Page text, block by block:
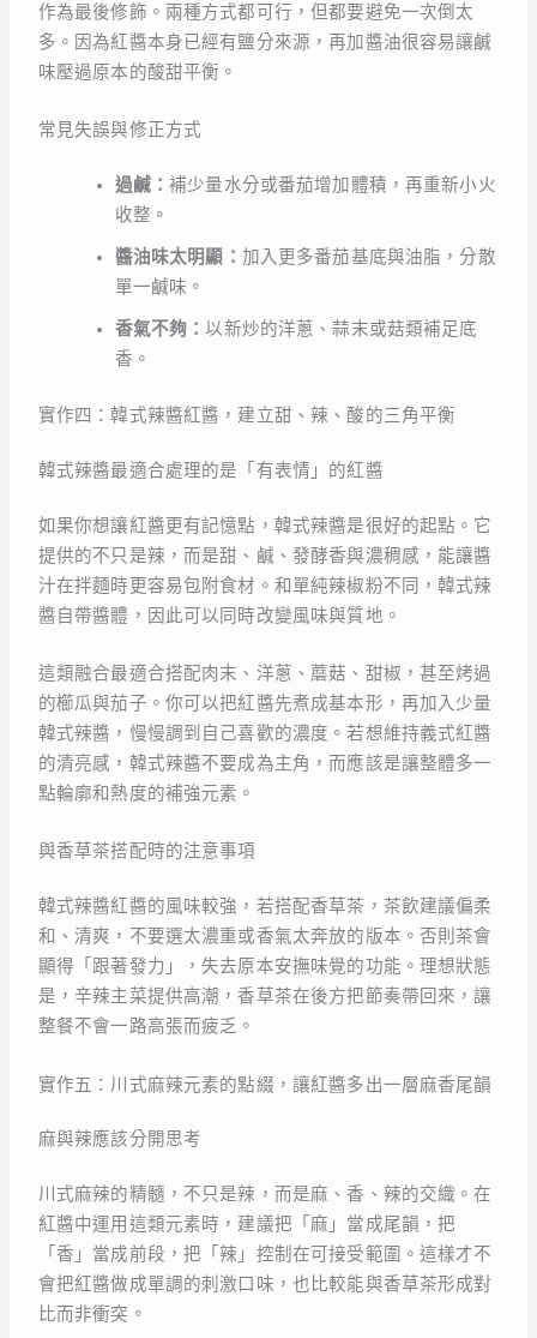
作為最後修飾。兩種方式都可行，但都要避免一次倒太
多。因為紅醬本身已經有鹽分來源，再加醬油很容易讓鹹
味壓過原本的酸甜平衡。
常見失誤與修正方式
過鹹：補少量水分或番茄增加體積，再重新小火
收整。
醬油味太明顯： 加入更多番茄基底與油脂，分散
單一鹹味。
香氣不夠：以新炒的洋蔥、蒜末或菇類補足底
香。
實作四：韓式辣醬紅醬，建立甜、辣、酸的三角平衡
韓式辣醬最適合處理的是「有表情」的紅醬
如果你想讓紅醬更有記憶點，韓式辣醬是很好的起點。它
提供的不只是辣，而是甜、鹹、發酵香與濃稠感，能讓醬
汁在拌麵時更容易包附食材。和單純辣椒粉不同，韓式辣
醬自帶醬體，因此可以同時改變風味與質地。
這類融合最適合搭配肉末、洋蔥、蘑菇、甜椒，甚至烤過
的櫛瓜與茄子。你可以把紅醬先煮成基本形，再加入少量
韓式辣醬，慢慢調到自己喜歡的濃度。若想維持義式紅醬
的清亮感，韓式辣醬不要成為主角，而應該是讓整體多一
點輪廓和熱度的補強元素。
與香草茶搭配時的注意事項
韓式辣醬紅醬的風味較強，若搭配香草茶，茶飲建議偏柔
和、清爽，不要選太濃重或香氣太奔放的版本。否則茶會
顯得「跟著發力」，失去原本安撫味覺的功能。理想狀態
是，辛辣主菜提供高潮，香草茶在後方把節奏帶回來，讓
整餐不會一路高張而疲乏。
實作五：川式麻辣元素的點綴，讓紅醬多出一層麻香尾韻
麻與辣應該分開思考
川式麻辣的精髓，不只是辣，而是麻、香、辣的交織。在
紅醬中運用這類元素時，建議把「麻」當成尾韻，把
「香」當成前段，把「辣」控制在可接受範圍。這樣才不
會把紅醬做成單調的刺激口味，也比較能與香草茶形成對
比而非衝突。